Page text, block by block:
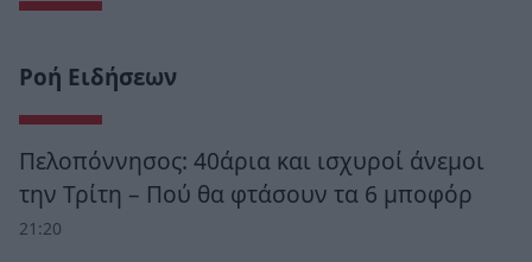
Ροή Ειδήσεων
Πελοπόννησος: 40άρια και ισχυροί άνεμοι
την Τρίτη – Πού θα φτάσουν τα 6 μποφόρ
21:20